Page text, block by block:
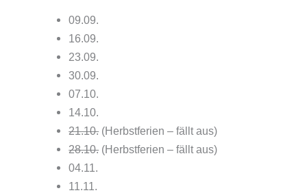
09.09.
16.09.
23.09.
30.09.
07.10.
14.10.
21.10.(Herbstferien – fällt aus)
28.10.(Herbstferien – fällt aus)
04.11.
11.11.